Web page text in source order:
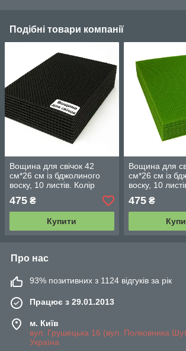
Подібні товари компанії
Вощина для свічок 42
см*26 см із бджолиного
воску, 10 листів. Колір
чорний
475 ₴
Купити
Вощина для
см*26 см із
воску, 10
зелений.
475₴
Про нас
93% позитивних з 1124 відгуків за рік
Працює з 29.01.2013
м. Київ
вул. Грушецька 16 (вул. Полковника
Україна